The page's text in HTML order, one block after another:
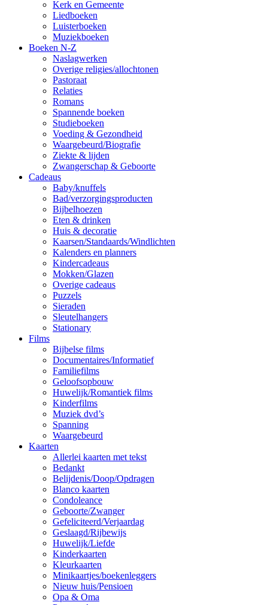
Kerk en Gemeente
Liedboeken
Luisterboeken
Muziekboeken
Boeken N-Z
Naslagwerken
Overige religies/allochtonen
Pastoraat
Relaties
Romans
Spannende boeken
Studieboeken
Voeding & Gezondheid
Waargebeurd/Biografie
Ziekte & lijden
Zwangerschap & Geboorte
Cadeaus
Baby/knuffels
Bad/verzorgingsproducten
Bijbelhoezen
Eten & drinken
Huis & decoratie
Kaarsen/Standaards/Windlichten
Kalenders en planners
Kindercadeaus
Mokken/Glazen
Overige cadeaus
Puzzels
Sieraden
Sleutelhangers
Stationary
Films
Bijbelse films
Documentaires/Informatief
Familiefilms
Geloofsopbouw
Huwelijk/Romantiek films
Kinderfilms
Muziek dvd’s
Spanning
Waargebeurd
Kaarten
Allerlei kaarten met tekst
Bedankt
Belijdenis/Doop/Opdragen
Blanco kaarten
Condoleance
Geboorte/Zwanger
Gefeliciteerd/Verjaardag
Geslaagd/Rijbewijs
Huwelijk/Liefde
Kinderkaarten
Kleurkaarten
Minikaartjes/boekenleggers
Nieuw huis/Pensioen
Opa & Oma